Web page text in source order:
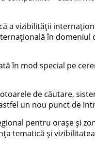
a vizibilității
în
în mod special pe
de căutare,
un nou punct de
pentru orașe și
tematică și